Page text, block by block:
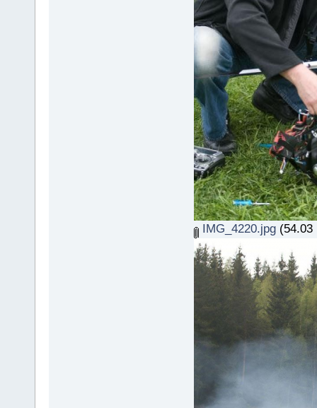
IMG_4220.jpg(54.03